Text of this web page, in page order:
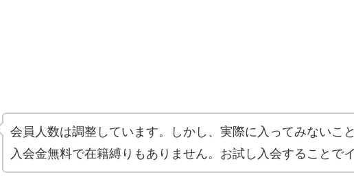
会員人数は調整しています。しかし、実際に入ってみないこ
入会金無料で在籍縛りもありません。お試し入会することで